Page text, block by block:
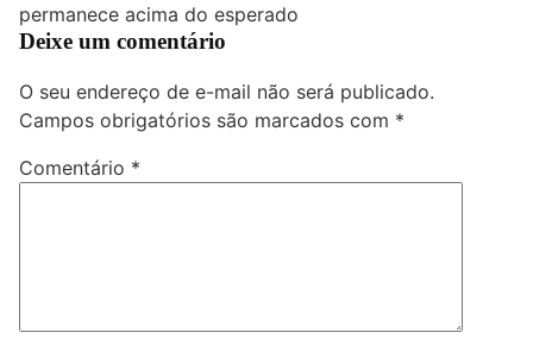
permanece acima do esperado
Deixe um comentário
O seu endereço de e-mail não será publicado.
Campos obrigatórios são marcados com *
Comentário *